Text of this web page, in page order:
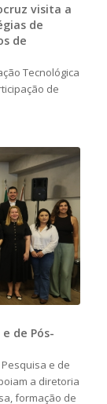
visita a
de
de
Tecnológica
de
de Pós-
e de
a diretoria
formação de